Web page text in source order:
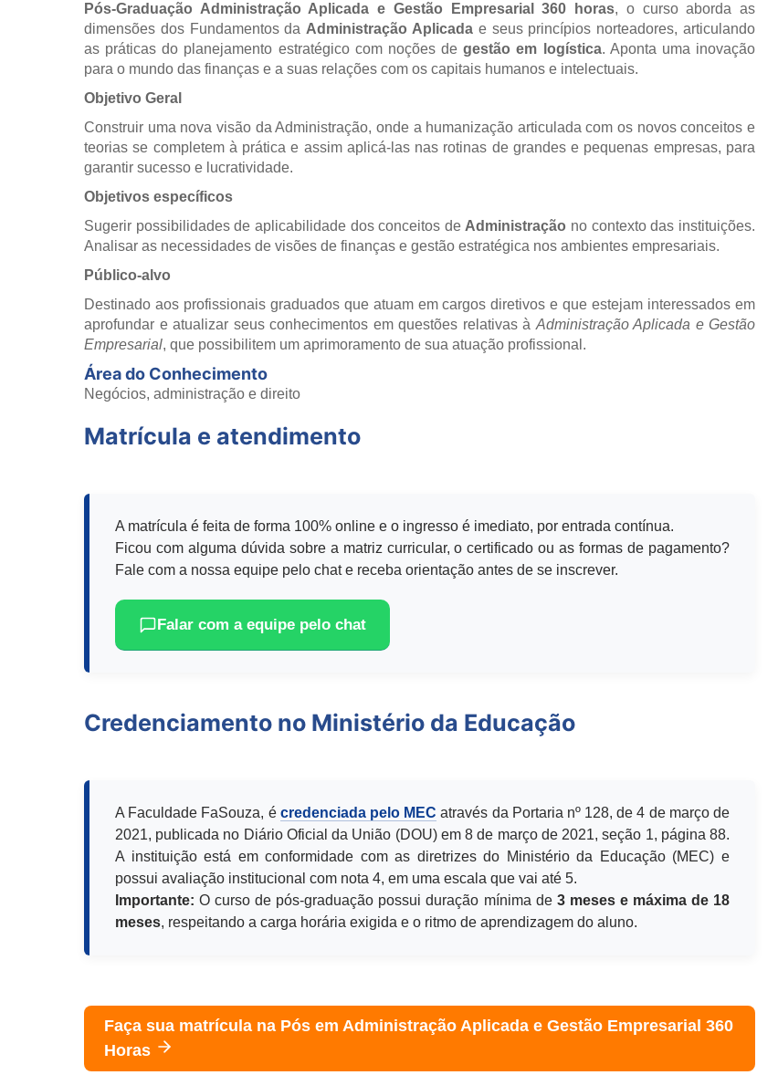
Pós-Graduação Administração Aplicada e Gestão Empresarial 360 horas, o curso aborda as
dimensões dos Fundamentos da Administração Aplicada e seus princípios norteadores, articulando
as práticas do planejamento estratégico com noções degestão em logística. Aponta uma inovação
para o mundo das finanças e a suas relações com os capitais humanos e intelectuais.
Objetivo Geral
Construir uma nova visão da Administração, onde a humanização articulada com os novos conceitos e
teorias se completem à prática e assim aplicá-las nas rotinas de grandes e pequenas empresas, para
garantir sucesso e lucratividade.
Objetivos específicos
Sugerir possibilidades de aplicabilidade dos conceitos de Administração no contexto das instituições.
Analisar as necessidades de visões de finanças e gestão estratégica nos ambientes empresariais.
Público-alvo
Destinado aos profissionais graduados que atuam em cargos diretivos e que estejam interessados em
aprofundar e atualizar seus conhecimentos em questões relativas à Administração Aplicada e Gestão
Empresarial, que possibilitem um aprimoramento de sua atuação profissional.
Área do Conhecimento
Negócios, administração e direito
Matrícula e atendimento
A matrícula é feita de forma 100% online e o ingresso é imediato, por entrada contínua.
Ficou com alguma dúvida sobre a matriz curricular, o certificado ou as formas de pagamento?
Fale com a nossa equipe pelo chat e receba orientação antes de se inscrever.
Falar com a equipe pelo chat
Credenciamento no Ministério da Educação
A Faculdade FaSouza, é credenciada pelo MEC através da Portaria nº 128, de 4 de março de
2021, publicada no Diário Oficial da União (DOU) em 8 de março de 2021, seção 1, página 88.
A instituição está em conformidade com as diretrizes do Ministério da Educação (MEC) e
possui avaliação institucional com nota 4, em uma escala que vai até 5.
Importante: O curso de pós-graduação possui duração mínima de 3 meses e máxima de 18
meses, respeitando a carga horária exigida e o ritmo de aprendizagem do aluno.
Faça sua matrícula na Pós em Administração Aplicada e Gestão Empresarial 360
Horas